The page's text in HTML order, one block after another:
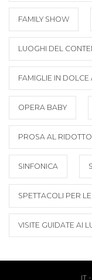
FAMILY SHOW
LUOGHI DEL
FAMIGLIE IN DOLCE
OPERA BABY
PROSA AL RIDOTTO
SINFONICA
SPETTACOLI PER
VISITE GUIDATE AI
IT-